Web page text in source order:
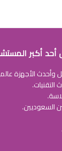
أحد أكبر
الأجهزة
السعوديين.